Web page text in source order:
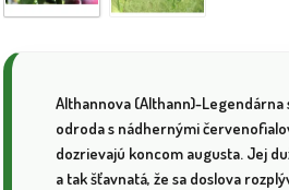
Althannova (Althann)-
odroda s nádhernými
dozrievajú koncom augusta. Jej
a tak šťavnatá, že sa doslova